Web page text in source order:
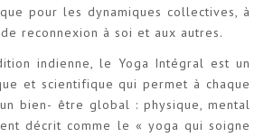
pour les dynamiques collectives, à
reconnexion à soi et aux autres.
indienne, le Yoga Intégral est un
et scientifique qui permet à chaque
bien- être global : physique, mental
décrit comme le « yoga qui soigne